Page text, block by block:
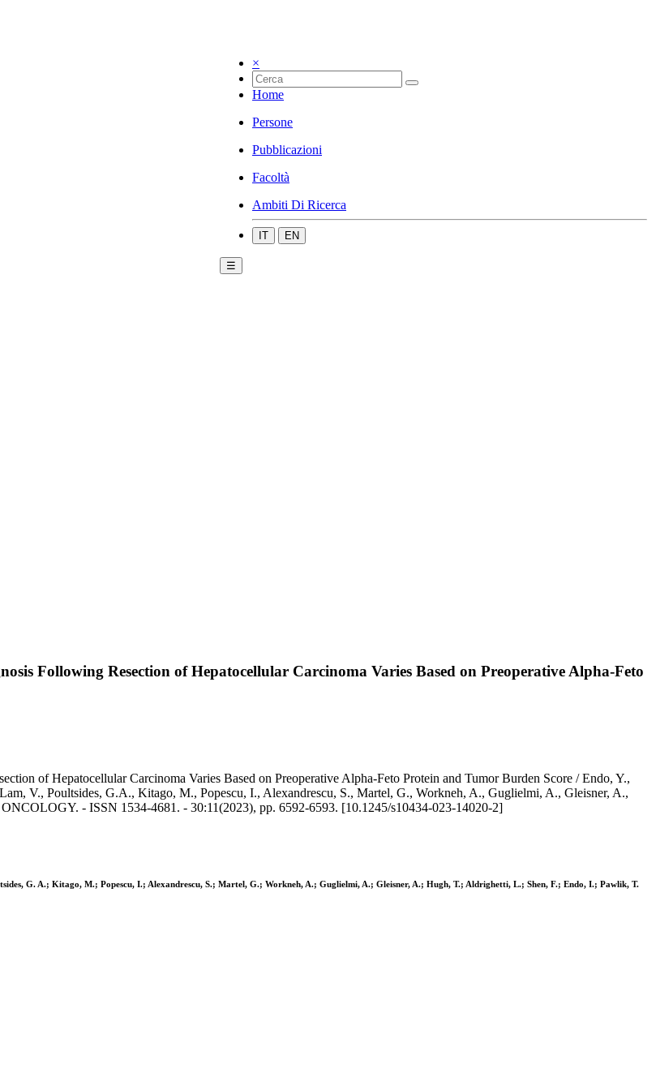
×
Home
Persone
Pubblicazioni
Facoltà
Ambiti Di Ricerca
IT EN
☰
Following Resection of Hepatocellular Carcinoma Varies Based on Preoperative Alpha-Feto
of Hepatocellular Carcinoma Varies Based on Preoperative Alpha-Feto Protein and Tumor Burden Score / Endo, Y.,
V., Poultsides, G.A., Kitago, M., Popescu, I., Alexandrescu, S., Martel, G., Workneh, A., Guglielmi, A., Gleisner, A.,
- ISSN 1534-4681. - 30:11(2023), pp. 6592-6593. [10.1245/s10434-023-14020-2]
G. A.; Kitago, M.; Popescu, I.; Alexandrescu, S.; Martel, G.; Workneh, A.; Guglielmi, A.; Gleisner, A.; Hugh, T.; Aldrighetti, L.; Shen, F.; Endo, I.; Pawlik, T.